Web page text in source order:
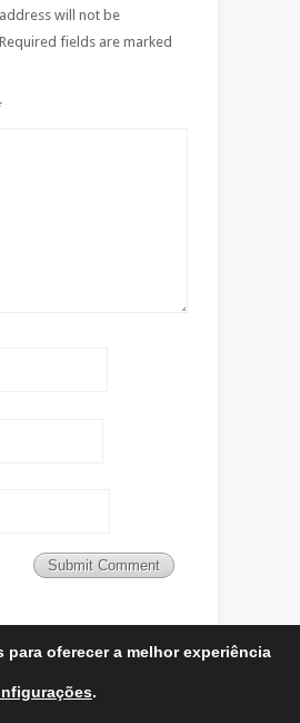
will not be
Required fields are marked
para oferecer a melhor experiência
.